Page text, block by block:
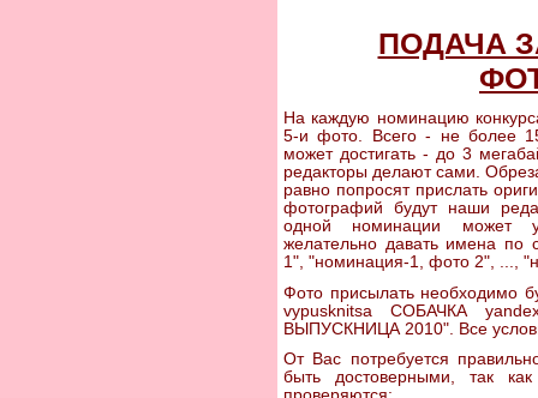
ПОДАЧА
На каждую номинацию
5-и фото. Всего - не более
может достигать - до 3
редакторы делают сами.
равно попросят прислать
фотографий будут наши
одной номинации может
желательно давать имена
1", "номинация-1, фото 2", ...,
Фото присылать необходимо
vypusknitsa СОБАЧКА
ВЫПУСКНИЦА 2010". Все
От Вас потребуется
быть достоверными, так